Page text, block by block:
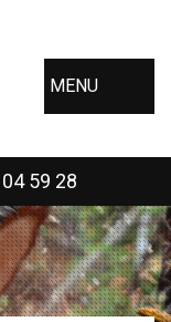
MENU
59 28